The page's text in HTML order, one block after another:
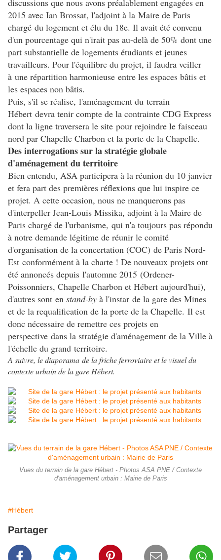
discussions que nous avons préalablement engagées en
2015 avec Ian Brossat, l'adjoint à la Maire de Paris
chargé du logement et élu du 18e. Il avait été convenu
d'un pourcentage qui n'irait pas au-delà de 50% dont une
part substantielle de logements étudiants et jeunes
travailleurs. Pour l'équilibre du projet, il faudra veiller
à une répartition harmonieuse entre les espaces bâtis et
les espaces non bâtis.
Puis, s'il se réalise, l'aménagement du terrain
Hébert devra tenir compte de la contrainte CDG Express
dont la ligne traversera le site pour rejoindre le faisceau
nord par Chapelle Charbon et la porte de la Chapelle.
Des interrogations sur la stratégie globale
d'aménagement du territoire
Bien entendu, ASA participera à la réunion du 10 janvier
et fera part des premières réflexions que lui inspire ce
projet. A cette occasion, nous ne manquerons pas
d'interpeller Jean-Louis Missika, adjoint à la Maire de
Paris chargé de l'urbanisme, qui n'a toujours pas répondu
à notre demande légitime de réunir le comité
d'organisation de la concertation (COC) de Paris Nord-
Est conformément à la charte ! De nouveaux projets ont
été annoncés depuis l'automne 2015 (Ordener-
Poissonniers, Chapelle Charbon et Hébert aujourd'hui),
d'autres sont en stand-by à l'instar de la gare des Mines
et de la requalification de la porte de la Chapelle. Il est
donc nécessaire de remettre ces projets en
perspective dans la stratégie d'aménagement de la Ville à
l'échelle du grand territoire.
A suivre, le diaporama de la friche ferroviaire et le visuel du
contexte urbain de la gare Hébert.
Vues du terrain de la gare Hébert - Photos ASA PNE / Contexte
d'aménagement urbain : Mairie de Paris
#Hébert
Partager